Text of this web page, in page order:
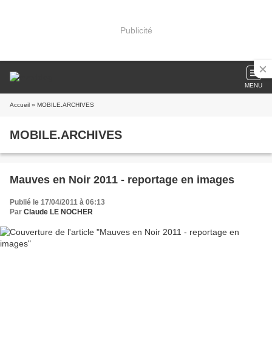
Publicité
MENU
Accueil » MOBILE.ARCHIVES
MOBILE.ARCHIVES
Mauves en Noir 2011 - reportage en images
Publié le 17/04/2011 à 06:13
Par Claude LE NOCHER